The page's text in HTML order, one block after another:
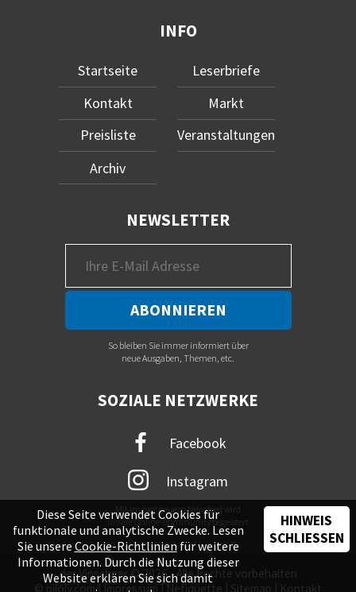
INFO
Startseite
Kontakt
Preisliste
Archiv
Leserbriefe
Markt
Veranstaltungen
NEWSLETTER
So bleiben Sie immer informiert über
neue Ausgaben, Themen, etc.
SOZIALE NETZWERKE
Facebook
Instagram
Mit immer neuem Newsfeed wird
unsere Online-Community begeistert
der Vinschger © 2026 - Alle Rechte vorbehalten
© piloly.com | Impressum | Netiquette | Sitemap | Kontakt
Diese Seite verwendet Cookies für
funktionale und analytische Zwecke. Lesen
Sie unsere Cookie-Richtlinien für weitere
Informationen. Durch die Nutzung dieser
Website erklären Sie sich damit
HINWEIS
SCHLIESSEN